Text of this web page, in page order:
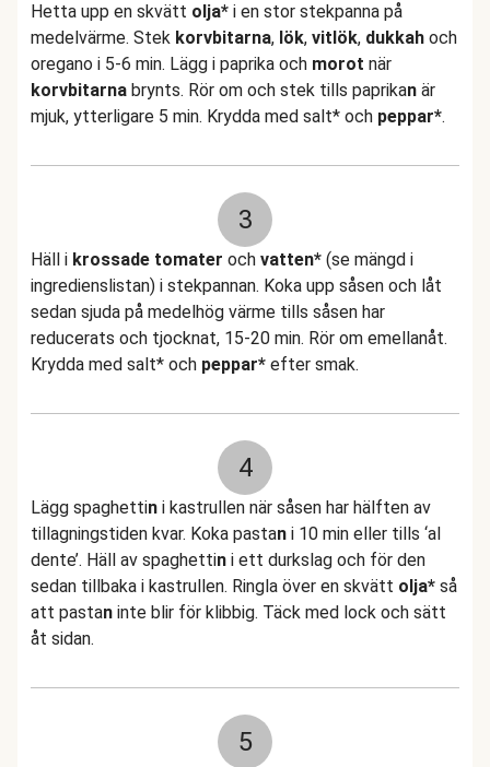
Hetta upp en skvätt olja* i en stor stekpanna på
medelvärme. Stek korvbitarna, lök, vitlök, dukkah och
oregano i 5-6 min. Lägg i paprika och morot när
korvbitarna brynts. Rör om och stek tills paprikan är
mjuk, ytterligare 5 min. Krydda med salt* och peppar*.
3
Häll i krossade tomater och vatten* (se mängd i
ingredienslistan) i stekpannan. Koka upp såsen och låt
sedan sjuda på medelhög värme tills såsen har
reducerats och tjocknat, 15-20 min. Rör om emellanåt.
Krydda med salt* och peppar* efter smak.
4
Lägg spaghettin i kastrullen när såsen har hälften av
tillagningstiden kvar. Koka pastan i 10 min eller tills ‘al
dente’. Häll av spaghettin i ett durkslag och för den
sedan tillbaka i kastrullen. Ringla över en skvätt olja* så
att pastan inte blir för klibbig. Täck med lock och sätt
åt sidan.
5